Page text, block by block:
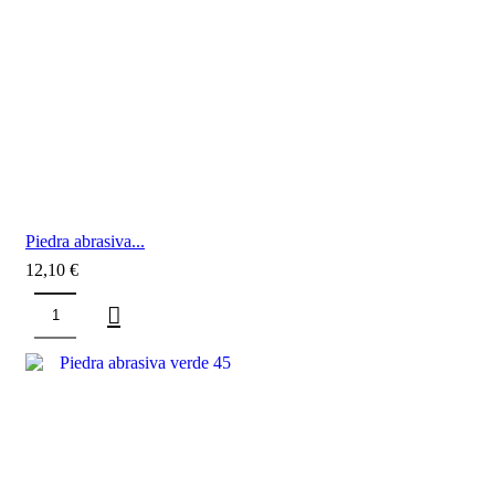
Piedra abrasiva...
12,10 €